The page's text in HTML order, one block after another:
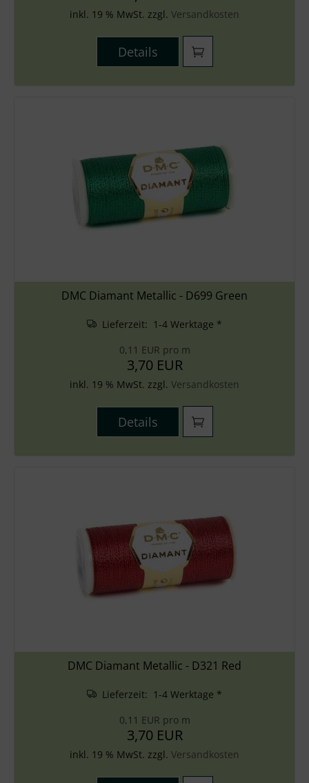
inkl. 19 % MwSt. zzgl. Versandkosten
Details
DMC Diamant Metallic - D699 Green
Lieferzeit: 1-4 Werktage *
0,11 EUR pro m
3,70 EUR
inkl. 19 % MwSt. zzgl. Versandkosten
Details
DMC Diamant Metallic - D321 Red
Lieferzeit: 1-4 Werktage *
0,11 EUR pro m
3,70 EUR
inkl. 19 % MwSt. zzgl. Versandkosten